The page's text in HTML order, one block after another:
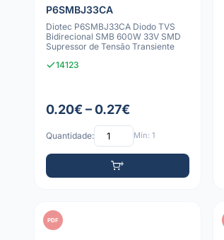
P6SMBJ33CA
Diotec P6SMBJ33CA Diodo TVS
Bidirecional SMB 600W 33V SMD
Supressor de Tensão Transiente
14123
0.20€ – 0.27€
Quantidade: Mín: 1
PDF